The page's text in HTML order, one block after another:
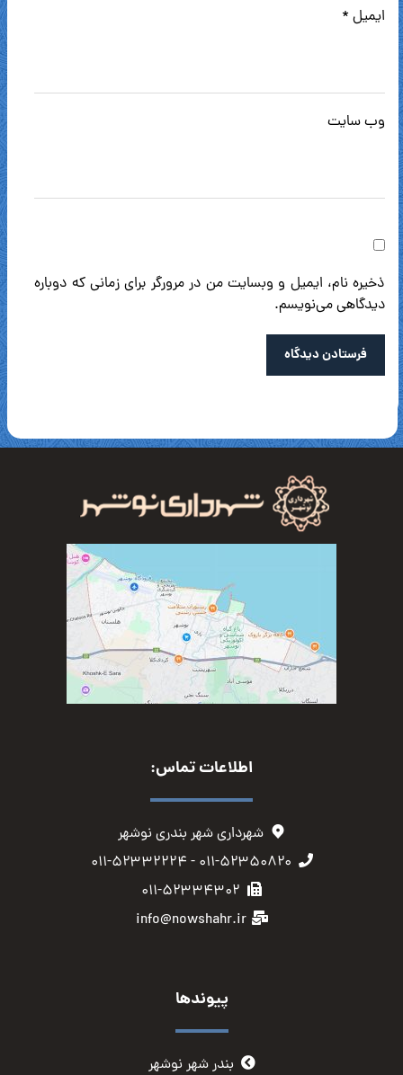
ایمیل *
وب‌ سایت
ذخیره نام، ایمیل و وبسایت من در مرورگر برای زمانی که دوباره
دیدگاهی می‌نویسم.
فرستادن دیدگاه
اطلاعات تماس:
شهرداری شهر بندری نوشهر
۰۱۱-۵۲۳۵۰۸۲۰ - ۰۱۱-۵۲۳۳۲۲۲۴
۰۱۱-۵۲۳۳۴۳۰۲
info@nowshahr.ir
پیوندها
بندر شهر نوشهر